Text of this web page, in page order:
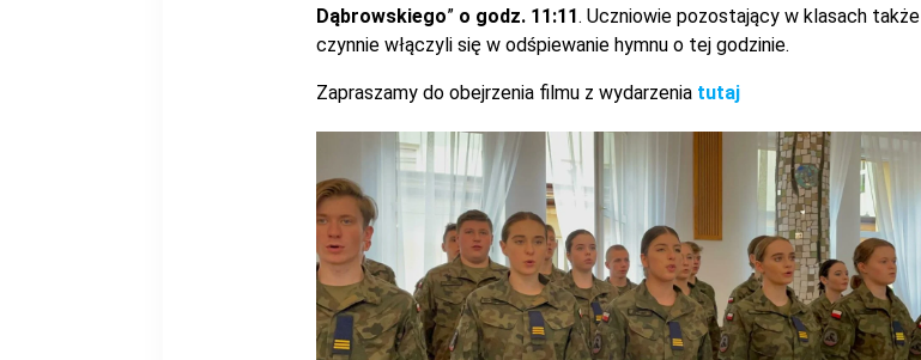
Dąbrowskiego” o godz. 11:11. Uczniowie pozostający w klasach także
czynnie włączyli się w odśpiewanie hymnu o tej godzinie.
Zapraszamy do obejrzenia filmu z wydarzenia tutaj